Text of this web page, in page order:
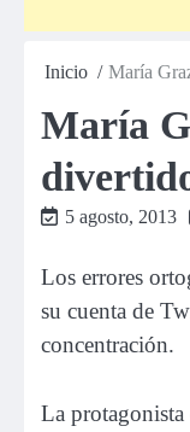
Inicio María
María
5 agosto, 2013
Los errores
su cuenta de
concentración.
La